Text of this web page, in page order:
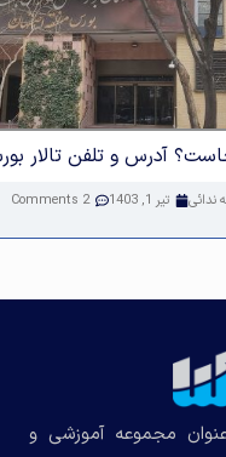
آدرس و تلفن تالار
ندائی تیر 1, 1403 2 Comments
برتر، در اردیبهشت ۹۱ به عنوان مجموعه‌ آموزشی و